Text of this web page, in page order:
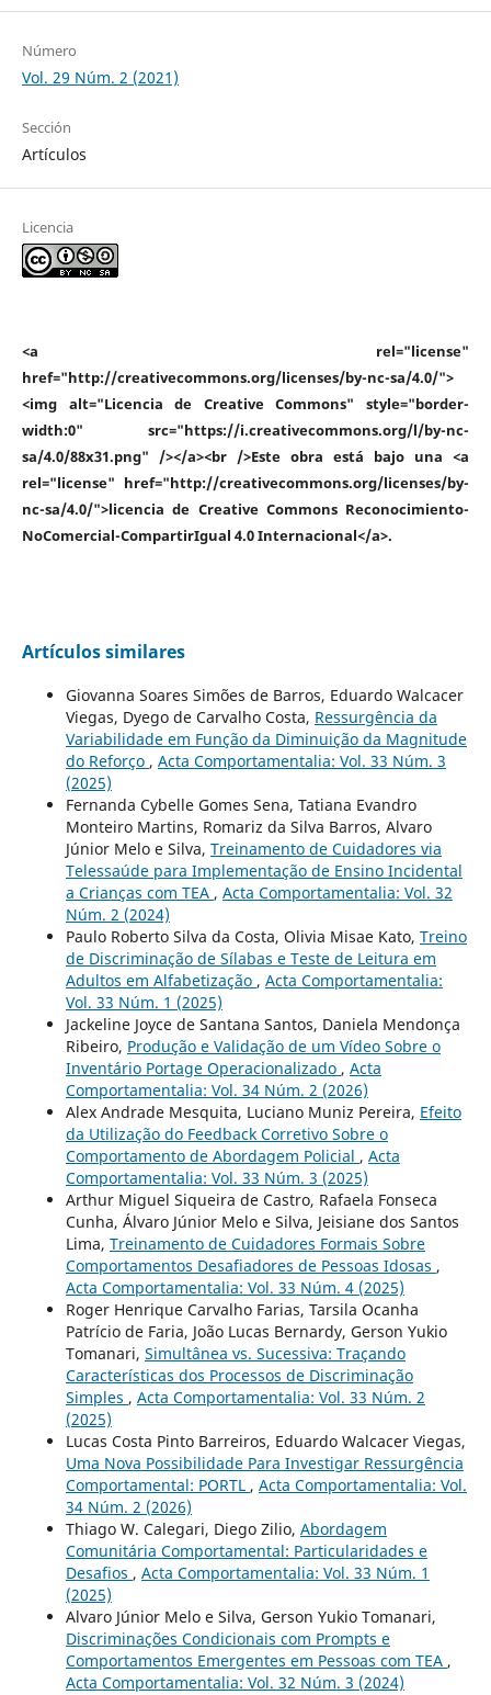
Número
Vol. 29 Núm. 2 (2021)
Sección
Artículos
Licencia
<a rel="license"
href="http://creativecommons.org/licenses/by-nc-sa/4.0/">
<img alt="Licencia de Creative Commons" style="border-
width:0" src="https://i.creativecommons.org/l/by-nc-
sa/4.0/88x31.png" /></a><br />Este obra está bajo una <a
rel="license" href="http://creativecommons.org/licenses/by-
nc-sa/4.0/">licencia de Creative Commons Reconocimiento-
NoComercial-CompartirIgual 4.0 Internacional</a>.
Artículos similares
Giovanna Soares Simões de Barros, Eduardo Walcacer
Viegas, Dyego de Carvalho Costa, Ressurgência da
Variabilidade em Função da Diminuição da Magnitude
do Reforço , Acta Comportamentalia: Vol. 33 Núm. 3
(2025)
Fernanda Cybelle Gomes Sena, Tatiana Evandro
Monteiro Martins, Romariz da Silva Barros, Alvaro
Júnior Melo e Silva, Treinamento de Cuidadores via
Telessaúde para Implementação de Ensino Incidental
a Crianças com TEA , Acta Comportamentalia: Vol. 32
Núm. 2 (2024)
Paulo Roberto Silva da Costa, Olivia Misae Kato, Treino
de Discriminação de Sílabas e Teste de Leitura em
Adultos em Alfabetização , Acta Comportamentalia:
Vol. 33 Núm. 1 (2025)
Jackeline Joyce de Santana Santos, Daniela Mendonça
Ribeiro, Produção e Validação de um Vídeo Sobre o
Inventário Portage Operacionalizado , Acta
Comportamentalia: Vol. 34 Núm. 2 (2026)
Alex Andrade Mesquita, Luciano Muniz Pereira, Efeito
da Utilização do Feedback Corretivo Sobre o
Comportamento de Abordagem Policial , Acta
Comportamentalia: Vol. 33 Núm. 3 (2025)
Arthur Miguel Siqueira de Castro, Rafaela Fonseca
Cunha, Álvaro Júnior Melo e Silva, Jeisiane dos Santos
Lima, Treinamento de Cuidadores Formais Sobre
Comportamentos Desafiadores de Pessoas Idosas ,
Acta Comportamentalia: Vol. 33 Núm. 4 (2025)
Roger Henrique Carvalho Farias, Tarsila Ocanha
Patrício de Faria, João Lucas Bernardy, Gerson Yukio
Tomanari, Simultânea vs. Sucessiva: Traçando
Características dos Processos de Discriminação
Simples , Acta Comportamentalia: Vol. 33 Núm. 2
(2025)
Lucas Costa Pinto Barreiros, Eduardo Walcacer Viegas,
Uma Nova Possibilidade Para Investigar Ressurgência
Comportamental: PORTL , Acta Comportamentalia: Vol.
34 Núm. 2 (2026)
Thiago W. Calegari, Diego Zilio, Abordagem
Comunitária Comportamental: Particularidades e
Desafios , Acta Comportamentalia: Vol. 33 Núm. 1
(2025)
Alvaro Júnior Melo e Silva, Gerson Yukio Tomanari,
Discriminações Condicionais com Prompts e
Comportamentos Emergentes em Pessoas com TEA ,
Acta Comportamentalia: Vol. 32 Núm. 3 (2024)